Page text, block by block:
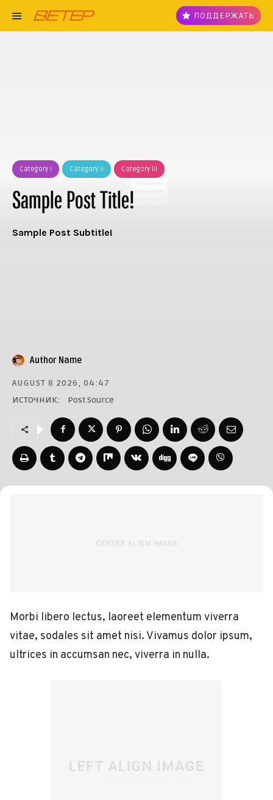
ПОДДЕРЖАТЬ
Category I Category II Category III
Sample Post Title!
Sample Post Subtitle!
Author Name
AUGUST 8 2026, 04:47
ИСТОЧНИК:
Post Source
Morbi libero lectus, laoreet elementum viverra
vitae, sodales sit amet nisi. Vivamus dolor ipsum,
ultrices in accumsan nec, viverra in nulla.